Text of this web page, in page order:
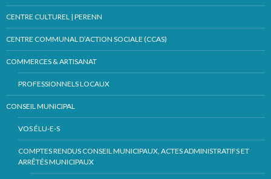
CENTRE CULTUREL | PERENN
CENTRE COMMUNAL D’ACTION SOCIALE (CCAS)
COMMERCES & ARTISANAT
PROFESSIONNELS LOCAUX
CONSEIL MUNICIPAL
VOS ÉLU-E-S
COMPTES RENDUS CONSEIL MUNICIPAUX, ACTES ADMINISTRATIFS ET
ARRÊTÉS MUNICIPAUX